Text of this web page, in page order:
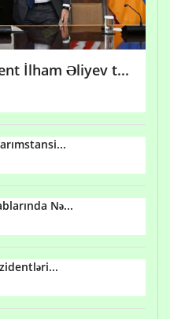
İlham Əliyev t...
Nə...